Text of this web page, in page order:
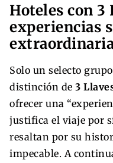
Hoteles con
experiencias
Solo un selecto
distinción de 3
ofrecer una
justifica el viaje por
resaltan por su
impecable. A